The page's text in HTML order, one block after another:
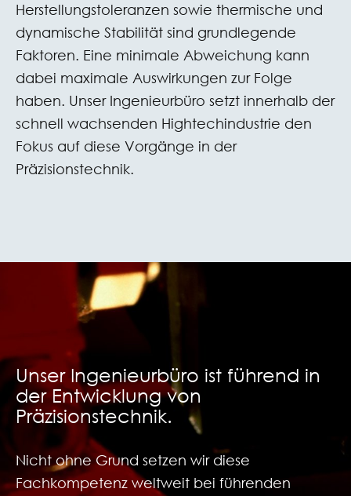
Herstellungstoleranzen sowie thermische und
dynamische Stabilität sind grundlegende
Faktoren. Eine minimale Abweichung kann
dabei maximale Auswirkungen zur Folge
haben. Unser Ingenieurbüro setzt innerhalb der
schnell wachsenden Hightechindustrie den
Fokus auf diese Vorgänge in der
Präzisionstechnik.
Unser Ingenieurbüro ist führend in
der Entwicklung von
Präzisionstechnik.
Nicht ohne Grund setzen wir diese
Fachkompetenz weltweit bei führenden